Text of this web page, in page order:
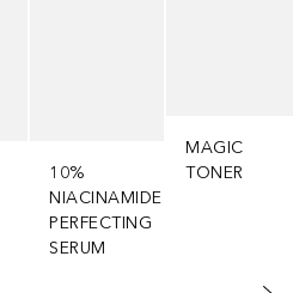
10%
NIACINAMIDE
PERFECTING
SERUM
MAGIC
TONER